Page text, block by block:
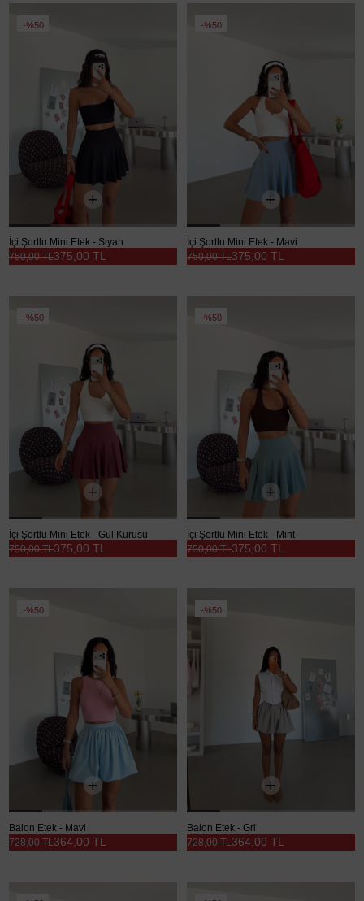
%50
İçi Şortlu Mini Etek - Siyah
375,00 TL
750,00 TL
%50
İçi Şortlu Mini Etek - Mavi
375,00 TL
750,00 TL
%50
İçi Şortlu Mini Etek - Gül Kurusu
375,00 TL
750,00 TL
%50
İçi Şortlu Mini Etek - Mint
375,00 TL
750,00 TL
%50
Balon Etek - Mavi
364,00 TL
728,00 TL
%50
Balon Etek - Gri
364,00 TL
728,00 TL